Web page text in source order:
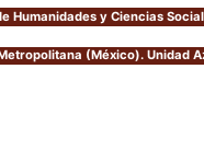
Humanidades y Ciencias
(México). Unidad